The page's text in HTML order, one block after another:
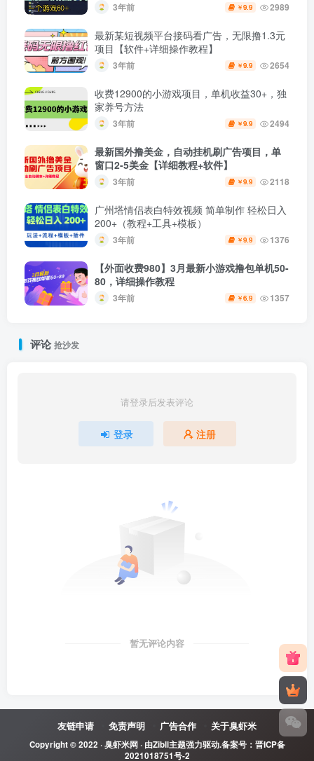
3年前 ￥9.9 2989
最新某短视频平台接码看广告，无限撸1.3元
项目【软件+详细操作教程】
3年前 ￥9.9 2654
收费12900的小游戏项目，单机收益30+，独
家养号方法
3年前 ￥9.9 2494
最新国外撸美金，自动挂机刷广告项目，单
窗口2-5美金【详细教程+软件】
3年前 ￥9.9 2118
广州塔情侣表白特效视频 简单制作 轻松日入
200+（教程+工具+模板）
3年前 ￥9.9 1376
【外面收费980】3月最新小游戏撸包单机50-
80，详细操作教程
3年前 ￥6.9 1357
评论抢沙发
请登录后发表评论
登录 注册
暂无评论内容
友链申请 免责声明 广告合作 关于臭虾米
Copyright © 2022 ·臭虾米网· 由Zibll主题强力驱动.备案号： 晋ICP备
2021018751号-2